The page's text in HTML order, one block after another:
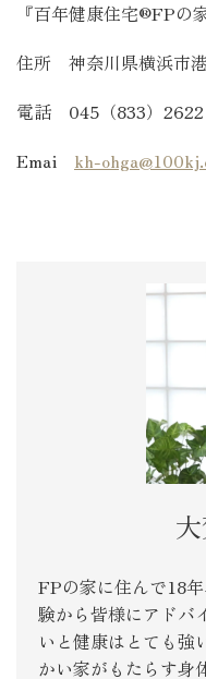
『百年健康住宅®FPの
住所 神奈川県横浜市
電話 045（833）2622
Emai kh-
FPの家に住んで18
験から皆様にアドバ
いと健康はとても強
かい家がもたらす身